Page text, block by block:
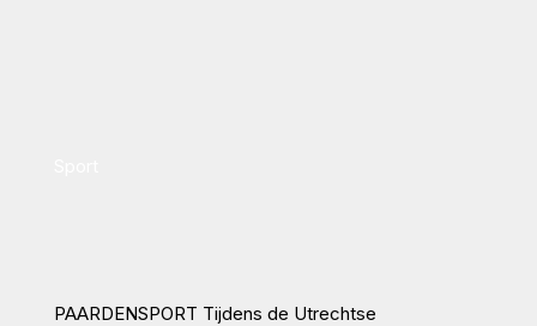
PAARDENSPORT Tijdens de Utrechtse